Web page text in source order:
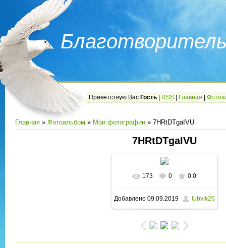
Приветствую Вас Гость RSS Главная
Главная » Фотоальбом » Мои фотографии » 7HRtDTgaIVU
7HRtDTgaIVU
В реальном размере
1280x848/ 310.6Kb
173 0 0.0
Добавлено09.09.2019 lubvik26